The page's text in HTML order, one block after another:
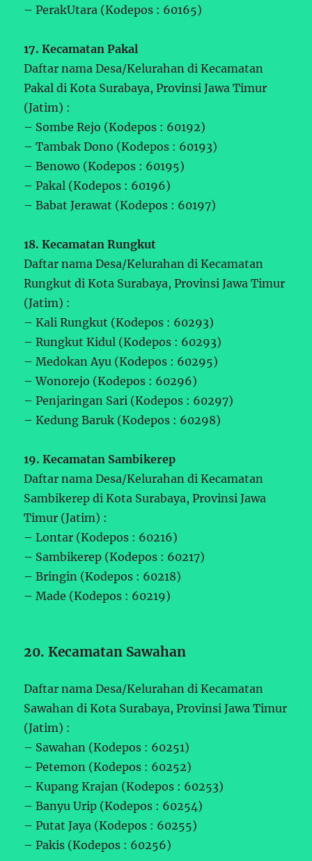
– PerakUtara (Kodepos : 60165)
17. Kecamatan Pakal
Daftar nama Desa/Kelurahan di Kecamatan
Pakal di Kota Surabaya, Provinsi Jawa Timur
(Jatim) :
– Sombe Rejo (Kodepos : 60192)
– Tambak Dono (Kodepos : 60193)
– Benowo (Kodepos : 60195)
– Pakal (Kodepos : 60196)
– Babat Jerawat (Kodepos : 60197)
18. Kecamatan Rungkut
Daftar nama Desa/Kelurahan di Kecamatan
Rungkut di Kota Surabaya, Provinsi Jawa Timur
(Jatim) :
– Kali Rungkut (Kodepos : 60293)
– Rungkut Kidul (Kodepos : 60293)
– Medokan Ayu (Kodepos : 60295)
– Wonorejo (Kodepos : 60296)
– Penjaringan Sari (Kodepos : 60297)
– Kedung Baruk (Kodepos : 60298)
19. Kecamatan Sambikerep
Daftar nama Desa/Kelurahan di Kecamatan
Sambikerep di Kota Surabaya, Provinsi Jawa
Timur (Jatim) :
– Lontar (Kodepos : 60216)
– Sambikerep (Kodepos : 60217)
– Bringin (Kodepos : 60218)
– Made (Kodepos : 60219)
20. Kecamatan Sawahan
Daftar nama Desa/Kelurahan di Kecamatan
Sawahan di Kota Surabaya, Provinsi Jawa Timur
(Jatim) :
– Sawahan (Kodepos : 60251)
– Petemon (Kodepos : 60252)
– Kupang Krajan (Kodepos : 60253)
– Banyu Urip (Kodepos : 60254)
– Putat Jaya (Kodepos : 60255)
– Pakis (Kodepos : 60256)